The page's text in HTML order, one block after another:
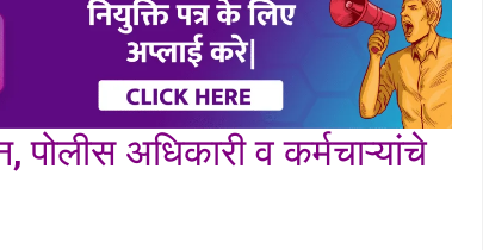
अधिकारी व कर्मचाऱ्यांचे